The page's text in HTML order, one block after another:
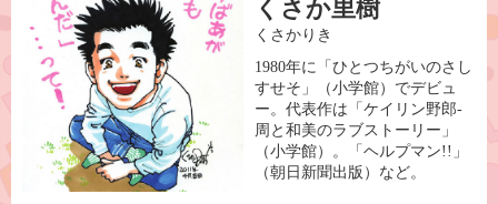
くさか⾥樹
くさかりき
1980年に「ひとつちがいのさし
すせそ」（⼩学館）でデビュ
ー。代表作は「ケイリン野郎-
周と和美のラブストーリー」
（⼩学館）。「ヘルプマン!!」
（朝⽇新聞出版）など。